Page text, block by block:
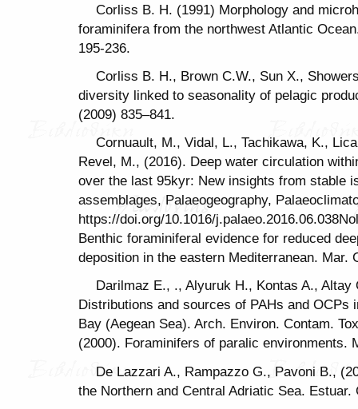
Corliss B. H. (1991) Morphology and
foraminifera from the northwest Atlantic
195-236.
Corliss B. H., Brown C.W., Sun X.,
diversity linked to seasonality of pelagic
(2009) 835–841.
Cornuault, M., Vidal, L., Tachikawa, K.,
Revel, M., (2016). Deep water circulation
over the last 95kyr: New insights from stable
assemblages, Palaeogeography,
https://doi.org/10.1016/
Benthic foraminiferal evidence for reduced
deposition in the eastern Mediterranean. Mar.
Darilmaz E., ., Alyuruk H., Kontas A.,
Distributions and sources of PAHs and
Bay (Aegean Sea). Arch. Environ. Contam.
(2000). Foraminifers of paralic environments.
De Lazzari A., Rampazzo G., Pavoni B.,
the Northern and Central Adriatic Sea.